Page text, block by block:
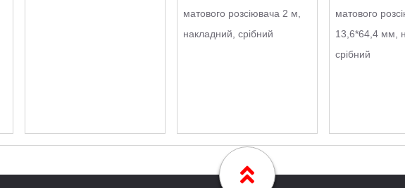
матового розсіювача 2 м,
накладний, срібний
матового
13,6*64,4 мм,
срібний